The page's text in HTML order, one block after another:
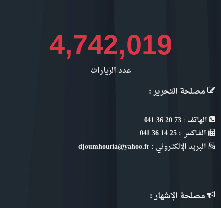
5,148,473
عدد الزيارات
مصلحة التحرير :
الهاتف : 73 20 36 041
الفـاكس : 25 14 36 041
البريد الإلكتروني : djoumhouria@yahoo.fr
مصلحة الإشهار :